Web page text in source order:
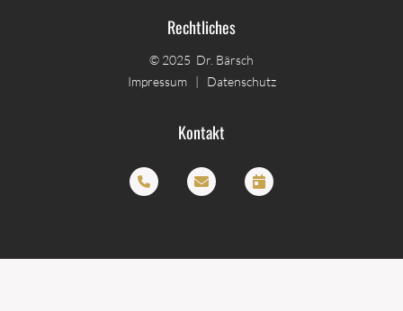
NEUPATIENTEN
UNTERLAGEN
FINANZIERUNG
STANDORT
Rechtliches
© 2025 Dr. Bärsch
Impressum| Datenschutz
Kontakt